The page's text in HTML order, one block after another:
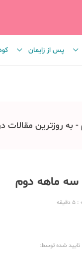
پس از زایمان
به روزترین مقالات
سه ماهه دوم
: 5 دقیقه
تایید شده توسط: